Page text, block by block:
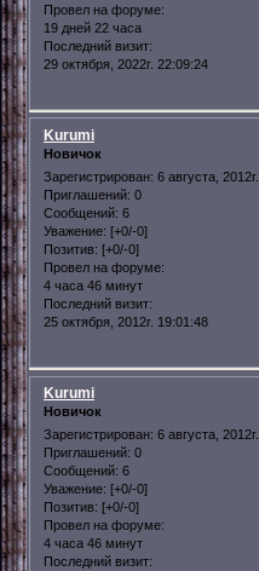
Провел на форуме:
19 дней 22 часа
Последний визит:
29 октября, 2022г. 22:09:24
Kurumi
Новичок
Зарегистрирован: 6 августа, 2012г.
Приглашений: 0
Сообщений: 6
Уважение: [+0/-0]
Позитив: [+0/-0]
Провел на форуме:
4 часа 46 минут
Последний визит:
25 октября, 2012г. 19:01:48
Kurumi
Новичок
Зарегистрирован: 6 августа, 2012г.
Приглашений: 0
Сообщений: 6
Уважение: [+0/-0]
Позитив: [+0/-0]
Провел на форуме:
4 часа 46 минут
Последний визит: